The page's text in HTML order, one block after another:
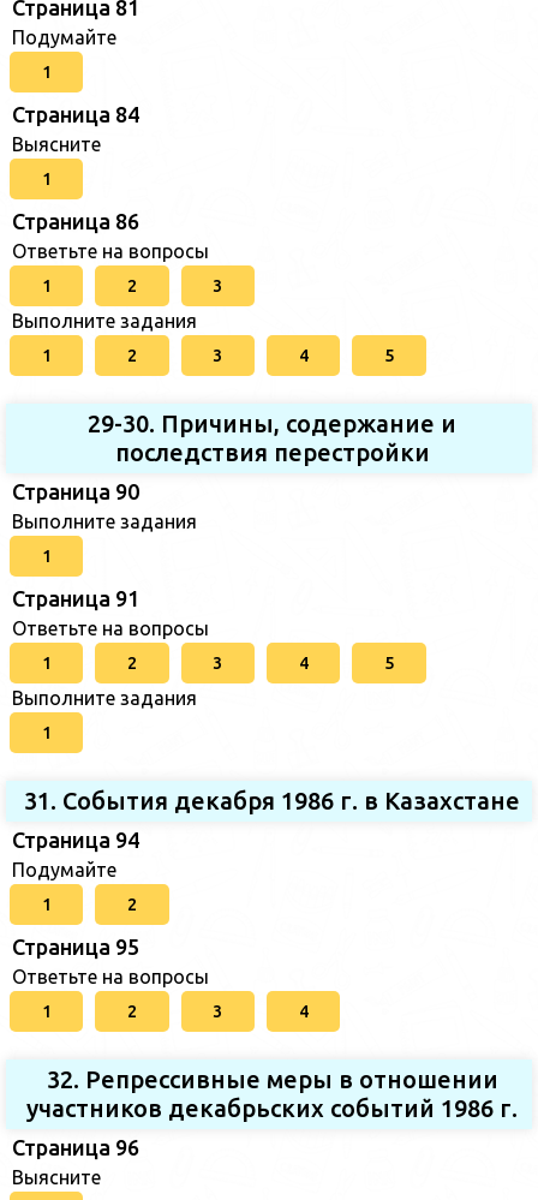
Страница 81
Подумайте
1
Страница 84
Выясните
1
Страница 86
Ответьте на вопросы
1 2 3
Выполните задания
1 2 3 4 5
29-30. Причины, содержание и
последствия перестройки
Страница 90
Выполните задания
1
Страница 91
Ответьте на вопросы
1 2 3 4 5
Выполните задания
1
31. События декабря 1986 г. в Казахстане
Страница 94
Подумайте
1 2
Страница 95
Ответьте на вопросы
1 2 3 4
32. Репрессивные меры в отношении
участников декабрьских событий 1986 г.
Страница 96
Выясните